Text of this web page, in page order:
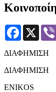
Facebook
X
ΔΙΑΦΗΜΙΣΗ
ΔΙΑΦΗΜΙΣΗ
ENIKOS